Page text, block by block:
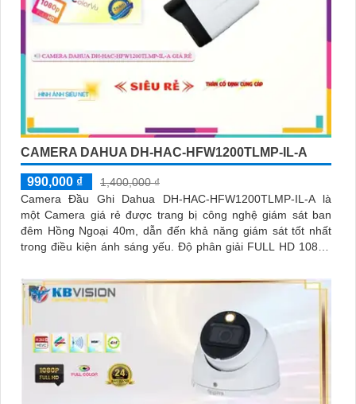
CAMERA DAHUA DH-HAC-HFW1200TLMP-IL-A
990,000 ₫
1,400,000 ₫
Camera Đầu Ghi Dahua DH-HAC-HFW1200TLMP-IL-A là
một Camera giá rẻ được trang bị công nghệ giám sát ban
đêm Hồng Ngoại 40m, dẫn đến khả năng giám sát tốt nhất
trong điều kiện ánh sáng yếu. Độ phân giải FULL HD 1080P